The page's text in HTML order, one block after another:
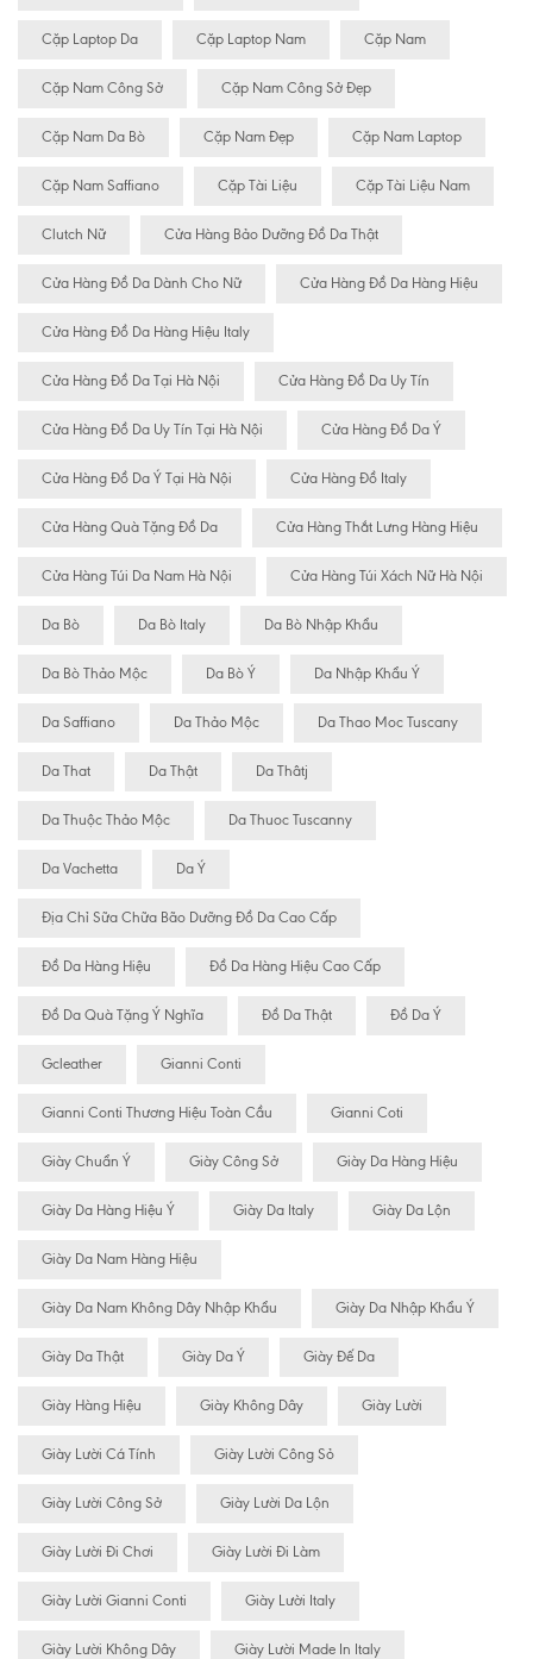
Cặp Laptop Da Cặp Laptop Nam Cặp Nam
Cặp Nam Công Sở Cặp Nam Công Sở Đẹp
Cặp Nam Da Bò Cặp Nam Đẹp Cặp Nam Laptop
Cặp Nam Saffiano Cặp Tài Liệu Cặp Tài Liệu Nam
Clutch Nữ Cửa Hàng Bảo Dưỡng Đồ Da Thật
Cửa Hàng Đồ Da Dành Cho Nữ Cửa Hàng Đồ Da Hàng Hiệu
Cửa Hàng Đồ Da Hàng Hiệu Italy
Cửa Hàng Đồ Da Tại Hà Nội Cửa Hàng Đồ Da Uy Tín
Cửa Hàng Đồ Da Uy Tín Tại Hà Nội Cửa Hàng Đồ Da Ý
Cửa Hàng Đồ Da Ý Tại Hà Nội Cửa Hàng Đồ Italy
Cửa Hàng Quà Tặng Đồ Da Cửa Hàng Thắt Lưng Hàng Hiệu
Cửa Hàng Túi Da Nam Hà Nội Cửa Hàng Túi Xách Nữ Hà Nội
Da Bò Da Bò Italy Da Bò Nhập Khẩu
Da Bò Thảo Mộc Da Bò Ý Da Nhập Khẩu Ý
Da Saffiano Da Thảo Mộc Da Thao Moc Tuscany
Da That Da Thật Da Thâtj
Da Thuộc Thảo Mộc Da Thuoc Tuscanny
Da Vachetta Da Ý
Địa Chỉ Sữa Chữa Bão Dưỡng Đồ Da Cao Cấp
Đồ Da Hàng Hiệu Đồ Da Hàng Hiệu Cao Cấp
Đồ Da Quà Tặng Ý Nghĩa Đồ Da Thật Đồ Da Ý
Gcleather Gianni Conti
Gianni Conti Thương Hiệu Toàn Cầu Gianni Coti
Giày Chuẩn Ý Giày Công Sở Giày Da Hàng Hiệu
Giày Da Hàng Hiệu Ý Giày Da Italy Giày Da Lộn
Giày Da Nam Hàng Hiệu
Giày Da Nam Không Dây Nhập Khẩu Giày Da Nhập Khẩu Ý
Giày Da Thật Giày Da Ý Giày Đế Da
Giày Hàng Hiệu Giày Không Dây Giày Lười
Giày Lười Cá Tính Giày Lười Công Sỏ
Giày Lười Công Sở Giày Lười Da Lộn
Giày Lười Đi Chơi Giày Lười Đi Làm
Giày Lười Gianni Conti Giày Lười Italy
Giày Lười Không Dây Giày Lười Made In Italy